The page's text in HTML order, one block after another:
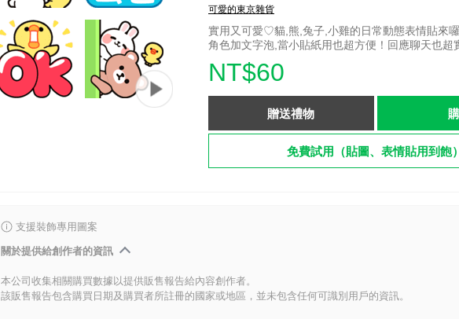
可愛的東京雜貨
實用又可愛♡貓,熊,兔子,小雞的日常動態表情貼來
角色加文字泡,當小貼紙用也超方便！回應聊天也超
NT$60
贈送禮物
免費試用（貼圖、表情貼用到飽）
支援裝飾專用圖案
關於提供給創作者的資訊
本公司收集相關購買數據以提供販售報告給內容創作者。
該販售報告包含購買日期及購買者所註冊的國家或地區，並未包含任何可識別用戶的資訊。